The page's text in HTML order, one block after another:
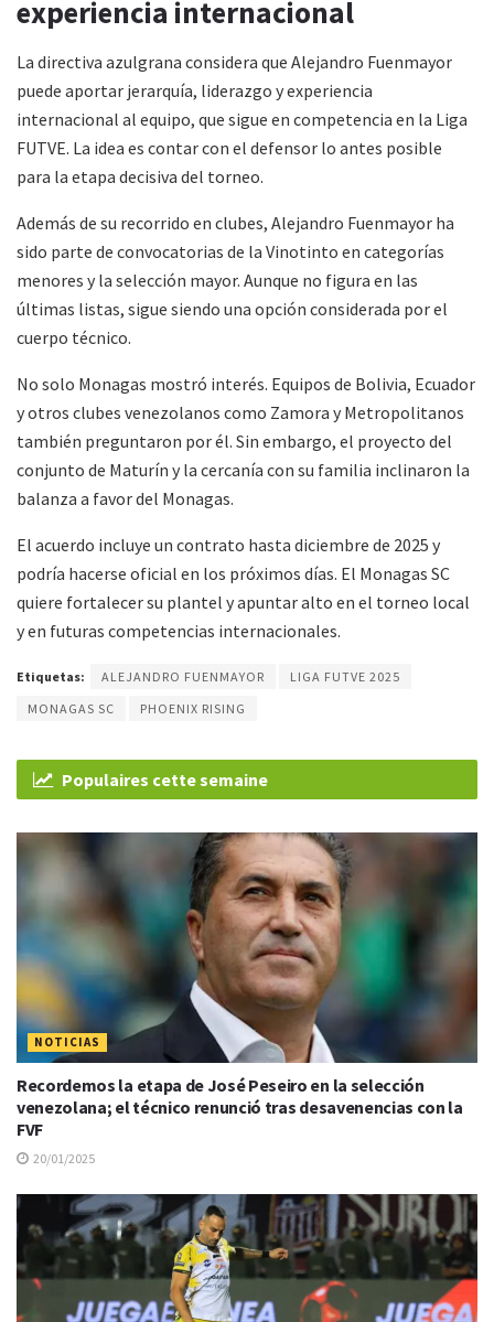
experiencia internacional
La directiva azulgrana considera que Alejandro Fuenmayor
puede aportar jerarquía, liderazgo y experiencia
internacional al equipo, que sigue en competencia en la Liga
FUTVE. La idea es contar con el defensor lo antes posible
para la etapa decisiva del torneo.
Además de su recorrido en clubes, Alejandro Fuenmayor ha
sido parte de convocatorias de la Vinotinto en categorías
menores y la selección mayor. Aunque no figura en las
últimas listas, sigue siendo una opción considerada por el
cuerpo técnico.
No solo Monagas mostró interés. Equipos de Bolivia, Ecuador
y otros clubes venezolanos como Zamora y Metropolitanos
también preguntaron por él. Sin embargo, el proyecto del
conjunto de Maturín y la cercanía con su familia inclinaron la
balanza a favor del Monagas.
El acuerdo incluye un contrato hasta diciembre de 2025 y
podría hacerse oficial en los próximos días. El Monagas SC
quiere fortalecer su plantel y apuntar alto en el torneo local
y en futuras competencias internacionales.
Etiquetas: ALEJANDRO FUENMAYOR
LIGA FUTVE 2025
MONAGAS SC
PHOENIX RISING
Populaires cette semaine
NOTICIAS
Recordemos la etapa de José Peseiro en la selección
venezolana; el técnico renunció tras desavenencias con la
FVF
20/01/2025